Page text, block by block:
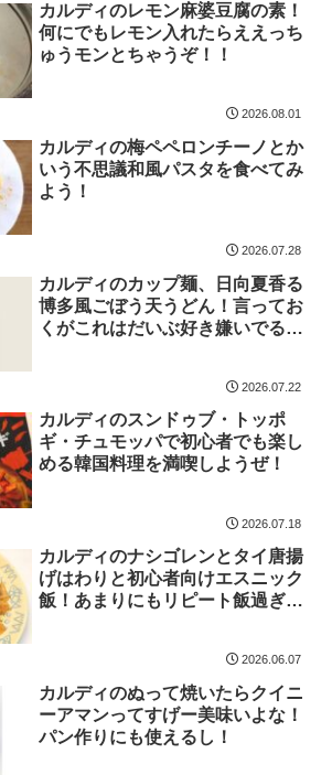
カルディのレモン麻婆豆腐の素！
何にでもレモン入れたらええっち
ゅうモンとちゃうぞ！！
2026.08.01
カルディの梅ペペロンチーノとか
いう不思議和風パスタを食べてみ
よう！
2026.07.28
カルディのカップ麺、日向夏香る
博多風ごぼう天うどん！言ってお
くがこれはだいぶ好き嫌いでる
2026.07.22
カルディのスンドゥブ・トッポ
ギ・チュモッパで初心者でも楽し
める韓国料理を満喫しようぜ！
2026.07.18
カルディのナシゴレンとタイ唐揚
げはわりと初心者向けエスニック
飯！あまりにもリピート飯過ぎる
2026.06.07
カルディのぬって焼いたらクイニ
ーアマンってすげー美味いよな！
パン作りにも使えるし！